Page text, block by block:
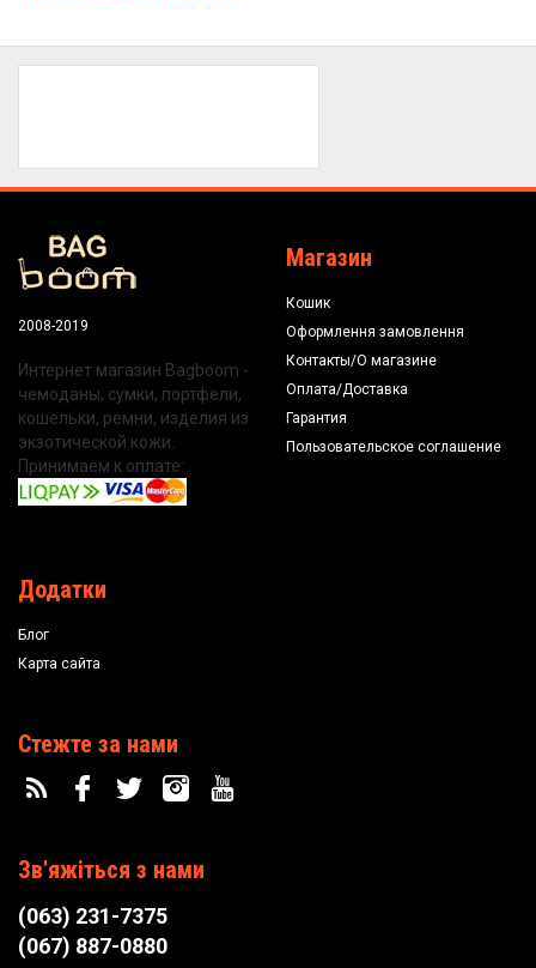
2008-2019
Интернет магазин Bagboom -
чемоданы, сумки, портфели,
кошельки, ремни, изделия из
экзотической кожи.
Принимаем к оплате:
Магазин
Кошик
Оформлення замовлення
Контакты/О магазине
Оплата/Доставка
Гарантия
Пользовательское соглашение
Додатки
Блог
Карта сайта
Стежте за нами
Зв'яжіться з нами
(063) 231-7375
(067) 887-0880